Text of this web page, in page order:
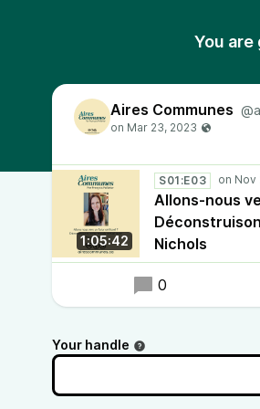
You
Aires Communes
1:05:42
S01:E03
Allons-nous
Nichols
0
Your handle